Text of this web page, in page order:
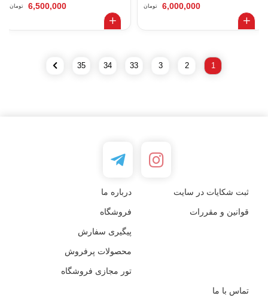
6,000,000 تومان 6,500,000 تومان
1
2
3
33
34
35
ثبت شکایات در سایت درباره ما
قوانین و مقررات فروشگاه
پیگیری سفارش
محصولات پرفروش
تور مجازی فروشگاه
تماس با ما